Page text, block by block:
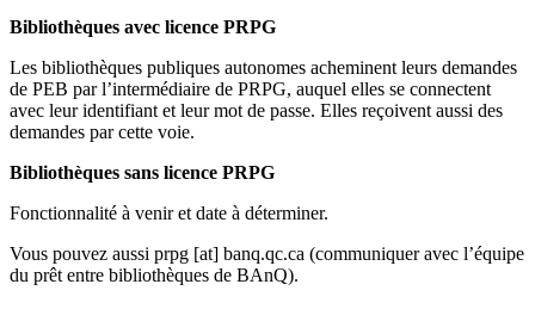
Bibliothèques avec licence PRPG
Les bibliothèques publiques autonomes acheminent leurs demandes
de PEB par l’intermédiaire de PRPG, auquel elles se connectent
avec leur identifiant et leur mot de passe. Elles reçoivent aussi des
demandes par cette voie.
Bibliothèques sans licence PRPG
Fonctionnalité à venir et date à déterminer.
Vous pouvez aussi prpg [at] banq.qc.ca (communiquer avec l’équipe
du prêt entre bibliothèques de BAnQ).